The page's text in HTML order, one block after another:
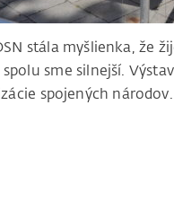
stála myšlienka, že
sme silnejší.
spojených národov.